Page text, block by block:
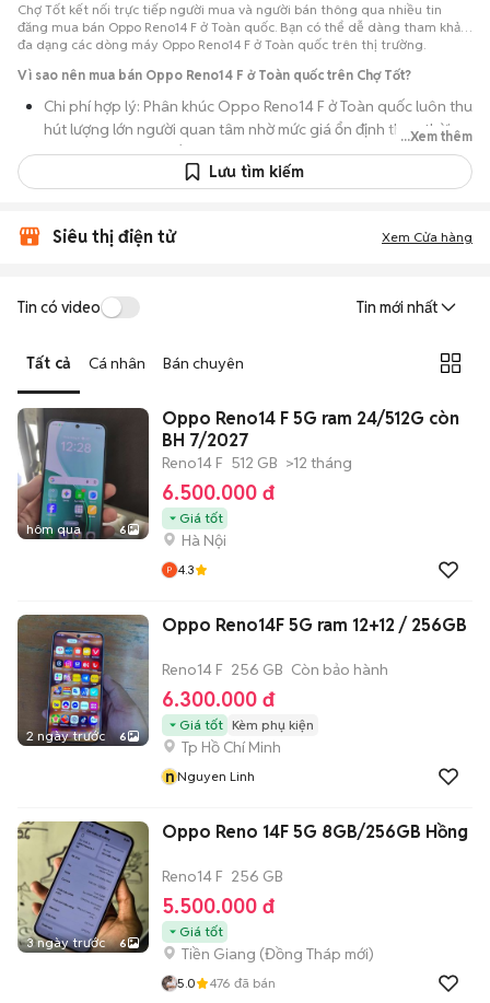
Chợ Tốt kết nối trực tiếp người mua và người bán thông qua nhiều tin
đăng mua bán Oppo Reno14 F ở Toàn quốc. Bạn có thể dễ dàng tham khảo
đa dạng các dòng máy Oppo Reno14 F ở Toàn quốc trên thị trường.
Vì sao nên mua bán Oppo Reno14 F ở Toàn quốc trên Chợ Tốt?
Chi phí hợp lý: Phân khúc Oppo Reno14 F ở Toàn quốc luôn thu
hút lượng lớn người quan tâm nhờ mức giá ổn định theo thời
gian, phù hợp với số đông.
Nguồn cung dồi dào: Hàng loạt bài đăng Oppo Reno14 F ở
pin, tình trạng ngoại hình và lịch sử bảo hành.
điện tử cũ.
Thanh toán nhanh chóng: Khi hai bên đã ưng ý về tình trạng
máy, quá trình thanh toán và bàn giao diễn ra ngay lập tức,
thủ tục đơn giản.
...Xem thêm
Lưu tìm kiếm
Siêu thị điện tử Xem Cửa hàng
Tin có video Tin mới nhất
Tất cả Cá nhân Bán chuyên
hôm qua 6
Oppo Reno14 F 5G ram 24/512G còn
BH 7/2027
Reno14 F 512 GB >12 tháng
6.500.000 đ
Giá tốt
Hà Nội
4.3
2 ngày trước 6
Oppo Reno14F 5G ram 12+12 / 256GB
Reno14 F 256 GB Còn bảo hành
6.300.000 đ
Giá tốt Kèm phụ kiện
Tp Hồ Chí Minh
nNguyen Linh
3 ngày trước 6
Oppo Reno 14F 5G 8GB/256GB Hồng
Reno14 F 256 GB
5.500.000 đ
Giá tốt
Tiền Giang (Đồng Tháp mới)
5.0 476 đã bán